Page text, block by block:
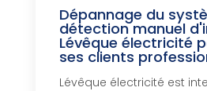
Dépannage du
détection manuel
Lévêque électricité
ses clients
Lévêque électricité est